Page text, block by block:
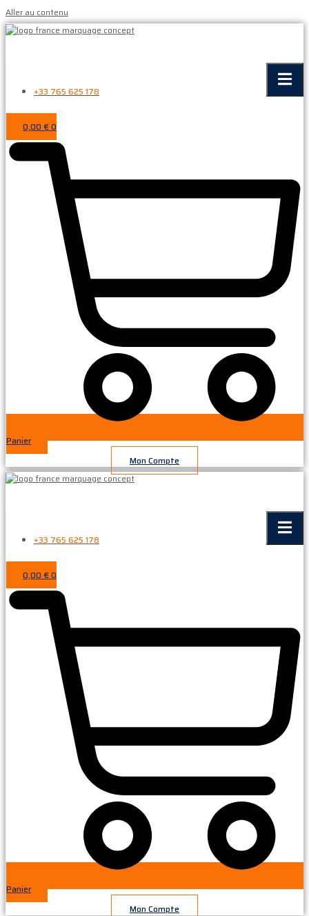
Aller au contenu
+33 765 625 178
0,00 €0
Panier
Mon Compte
+33 765 625 178
0,00 €0
Panier
Mon Compte